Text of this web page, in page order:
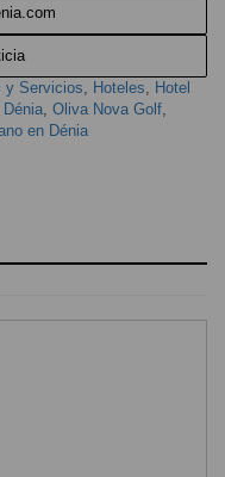
y Servicios, Hoteles, Hotel
Dénia, Oliva Nova Golf,
en Dénia